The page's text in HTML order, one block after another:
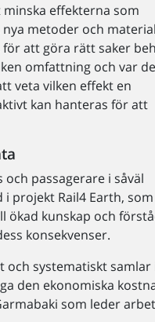
effekterna som
metoder och material
att göra rätt saker
omfattning och var
veta vilken effekt en
kan hanteras för att
passagerare i såväl
projekt Rail4 Earth,
ökad kunskap och
konsekvenser.
och systematiskt samlar
den ekonomiska
som leder